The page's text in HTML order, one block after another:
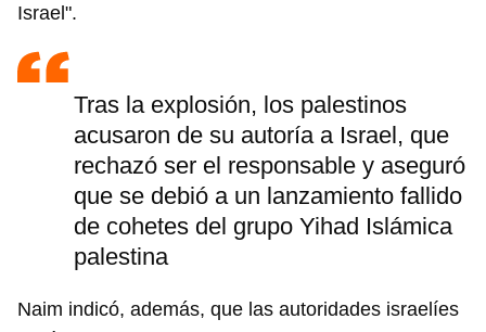
Israel".
Tras la explosión, los palestinos
acusaron de su autoría a Israel, que
rechazó ser el responsable y aseguró
que se debió a un lanzamiento fallido
de cohetes del grupo Yihad Islámica
palestina
Naim indicó, además, que las autoridades israelíes